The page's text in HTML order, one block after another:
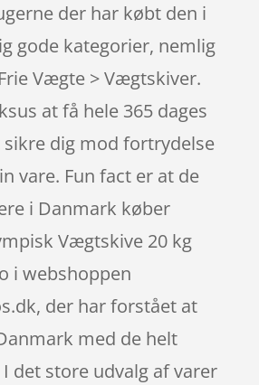
der har købt den i
gode kategorier, nemlig
Vægte > Vægtskiver.
at få hele 365 dages
dig mod fortrydelse
vare. Fun fact er at de
i Danmark køber
Vægtskive 20 kg
i webshoppen
der har forstået at
med de helt
det store udvalg af varer